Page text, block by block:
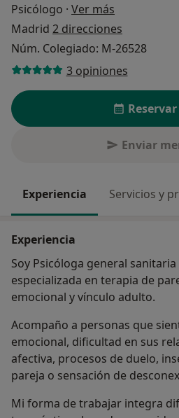
Psicólogo · Ver más
Madrid 2 direcciones
Núm. Colegiado: M-26528
3 opiniones
Enviar
Experiencia Servicios y
Experiencia
Soy Psicóloga general
especializada en terapia de
emocional y vínculo adulto.
Acompaño a personas que
emocional, dificultad en sus
afectiva, procesos de duelo,
pareja o sensación de
Mi forma de trabajar integra